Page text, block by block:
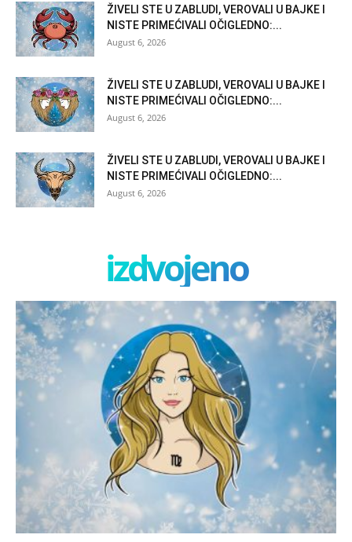
ŽIVELI STE U ZABLUDI, VEROVALI U BAJKE I
NISTE PRIMEĆIVALI OČIGLEDNO:...
August 6, 2026
ŽIVELI STE U ZABLUDI, VEROVALI U BAJKE I
NISTE PRIMEĆIVALI OČIGLEDNO:...
August 6, 2026
ŽIVELI STE U ZABLUDI, VEROVALI U BAJKE I
NISTE PRIMEĆIVALI OČIGLEDNO:...
August 6, 2026
izdvojeno